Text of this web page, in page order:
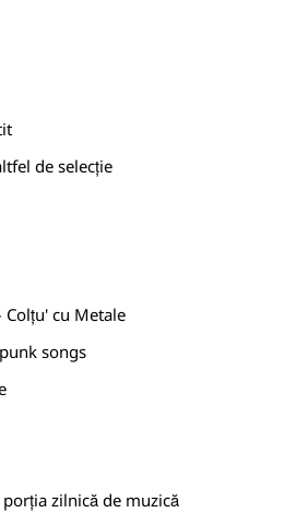
de selecție
Colțu' cu Metale
songs
zilnică de muzică